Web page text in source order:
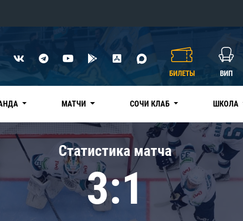
Нефтехимик
Дивизион Чернышева
Авангард
Адмирал
КХЛ
БИЛЕТЫ ВИП
МАТЧИ СОЧИ КЛАБ ШКОЛА
Статистика матча
3:1